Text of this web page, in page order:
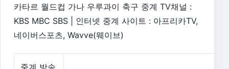
카타르 월드컵 가나 우루과이 축구 중계 TV채널 :
KBS MBC SBS | 인터넷 중계 사이트 : 아프리카TV,
네이버스포츠, Wavve(웨이브)
중계 방송